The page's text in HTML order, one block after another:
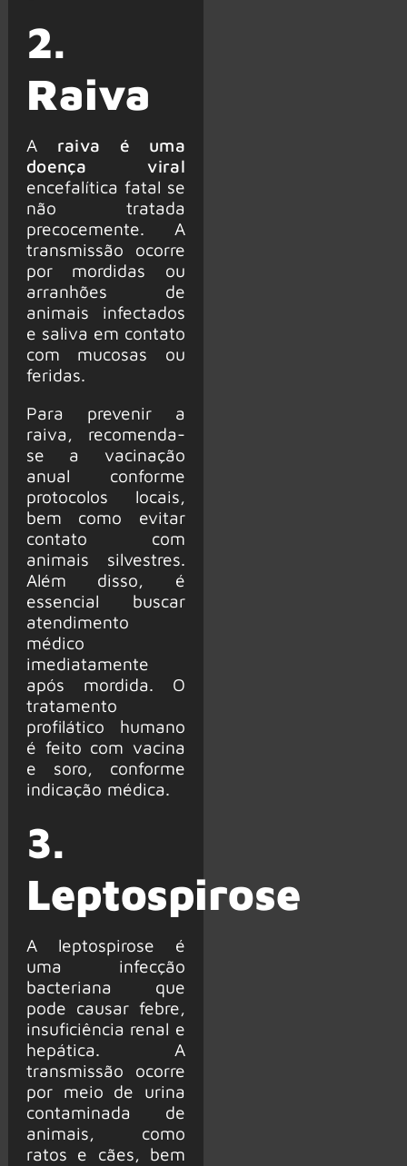
2.
Raiva
A raiva é uma
doença viral
encefalítica fatal se
não tratada
precocemente. A
transmissão ocorre
por mordidas ou
arranhões de
animais infectados
e saliva em contato
com mucosas ou
feridas.
Para prevenir a
raiva, recomenda-
se a vacinação
anual conforme
protocolos locais,
bem como evitar
contato com
animais silvestres.
Além disso, é
essencial buscar
atendimento
médico
imediatamente
após mordida. O
tratamento
profilático humano
é feito com vacina
e soro, conforme
indicação médica.
3.
Leptospirose
A leptospirose é
uma infecção
bacteriana que
pode causar febre,
insuficiência renal e
hepática. A
transmissão ocorre
por meio de urina
contaminada de
animais, como
ratos e cães, bem